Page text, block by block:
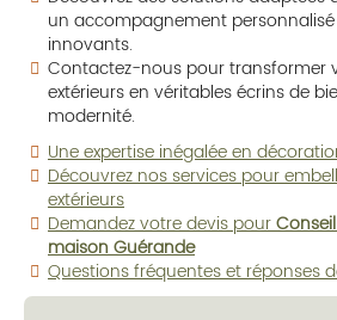
un accompagnement
innovants.
Contactez-nous pour transformer
extérieurs en véritables écrins de
modernité.
Une expertise inégalée en
Découvrez nos services pour
extérieurs
Demandez votre devis pour
maison Guérande
Questions fréquentes et réponses